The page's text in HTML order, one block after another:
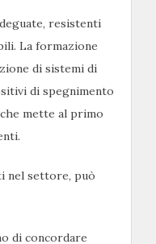
resistenti
La formazione
di sistemi di
di spegnimento
mette al primo
nel settore, può
di concordare